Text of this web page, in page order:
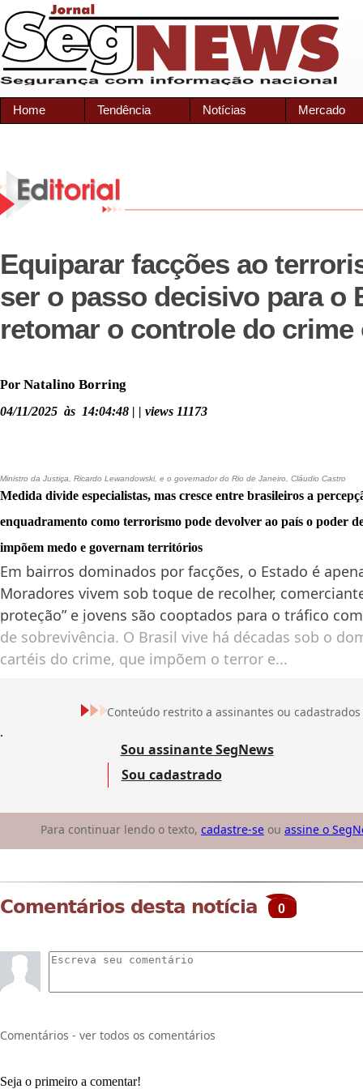
Home Tendência Notícias Mercado
Equiparar facções ao
ser o passo decisivo para o
retomar o controle do crime
Por Natalino Borring
04/11/2025 às 14:04:48 | | views 11173
Ministro da Justiça, Ricardo Lewandowski, e o governador do Rio de Janeiro, Cláudio Castro
Medida divide especialistas, mas cresce entre brasileiros a
enquadramento como terrorismo pode devolver ao país o poder
impõem medo e governam territórios
Em bairros dominados por facções, o Estado é
Moradores vivem sob toque de recolher,
proteção” e jovens são cooptados para o tráfico
de sobrevivência. O Brasil vive há décadas sob o
cartéis do crime, que impõem o terror e...
Conteúdo restrito a assinantes ou cadastrados
.
Sou assinante SegNews
Sou cadastrado
Para continuar lendo o texto, cadastre-se ou assine o
Comentários desta notícia 0
Comentários - ver todos os comentários
Seja o primeiro a comentar!